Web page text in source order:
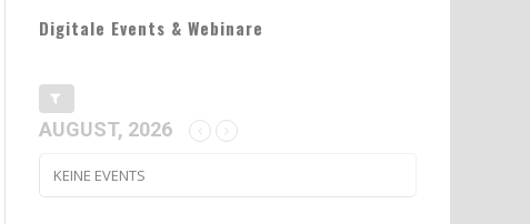
Digitale Events & Webinare
AUGUST, 2026
KEINE EVENTS